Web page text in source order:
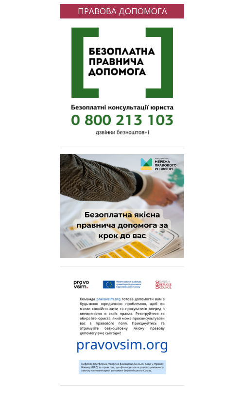
ПРАВОВА ДОПОМОГА